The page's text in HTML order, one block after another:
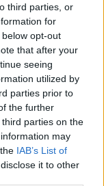
third parties, or
for
opt-out
that after your
seeing
utilized by
parties prior to
the further
parties on the
may
IAB’s List of
it to other